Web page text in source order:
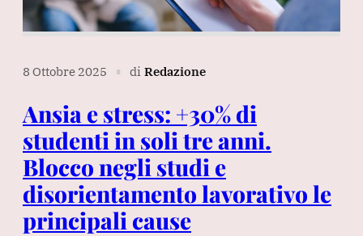
8 Ottobre 2025 ∎ di Redazione
Ansia e stress: +30% di
studenti in soli tre anni.
Blocco negli studi e
disorientamento lavorativo le
principali cause